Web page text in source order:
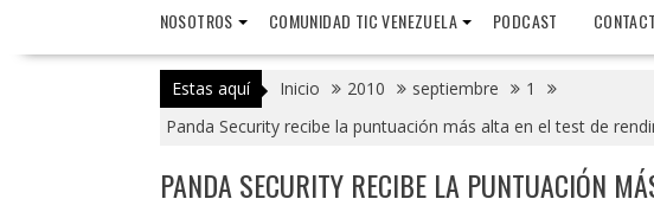
NOSOTROS COMUNIDAD TIC VENEZUELA PODCAST
Estas aquí Inicio 2010 septiembre
1
Panda Security recibe la puntuación más alta en el test de
PANDA SECURITY RECIBE LA PUNTUACIÓN